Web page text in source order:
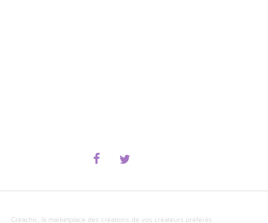
Creachic, la marketplace des créations de vos créateurs préférés